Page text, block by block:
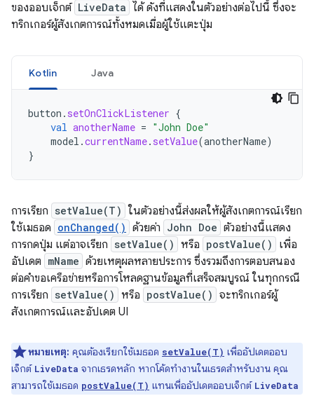
ของออบเจ็กต์ LiveData ได้ ดังที่แสดงในตัวอย่างต่อไปนี้ ซึ่งจะ
ทริกเกอร์ผู้สังเกตการณ์ทั้งหมดเมื่อผู้ใช้แตะปุ่ม
Kotlin Java
button . setOnClickListener {
val anotherName = "John Doe"
model .currentName. setValue(anotherName)
}
การเรียก setValue(T) ในตัวอย่างนี้ส่งผลให้ผู้สังเกตการณ์เรียก
ใช้เมธอด onChanged() ด้วยค่า John Doe ตัวอย่างนี้แสดง
การกดปุ่ม แต่อาจเรียก setValue() หรือ postValue()
เพื่อ
อัปเดต mName ด้วยเหตุผลหลายประการ ซึ่งรวมถึงการตอบสนอง
ต่อคําขอเครือข่ายหรือการโหลดฐานข้อมูลที่เสร็จสมบูรณ์ ในทุกกรณี
การเรียก setValue() หรือ postValue() จะทริกเกอร์ผู้
สังเกตการณ์และอัปเดต UI
หมายเหตุ: คุณต้องเรียกใช้เมธอด setValue(T) เพื่ออัปเดตออบ
เจ็กต์ LiveData จากเธรดหลัก หากโค้ดทำงานในเธรดสำหรับงาน คุณ
สามารถใช้เมธอด postValue(T) แทนเพื่ออัปเดตออบเจ็กต์ LiveData